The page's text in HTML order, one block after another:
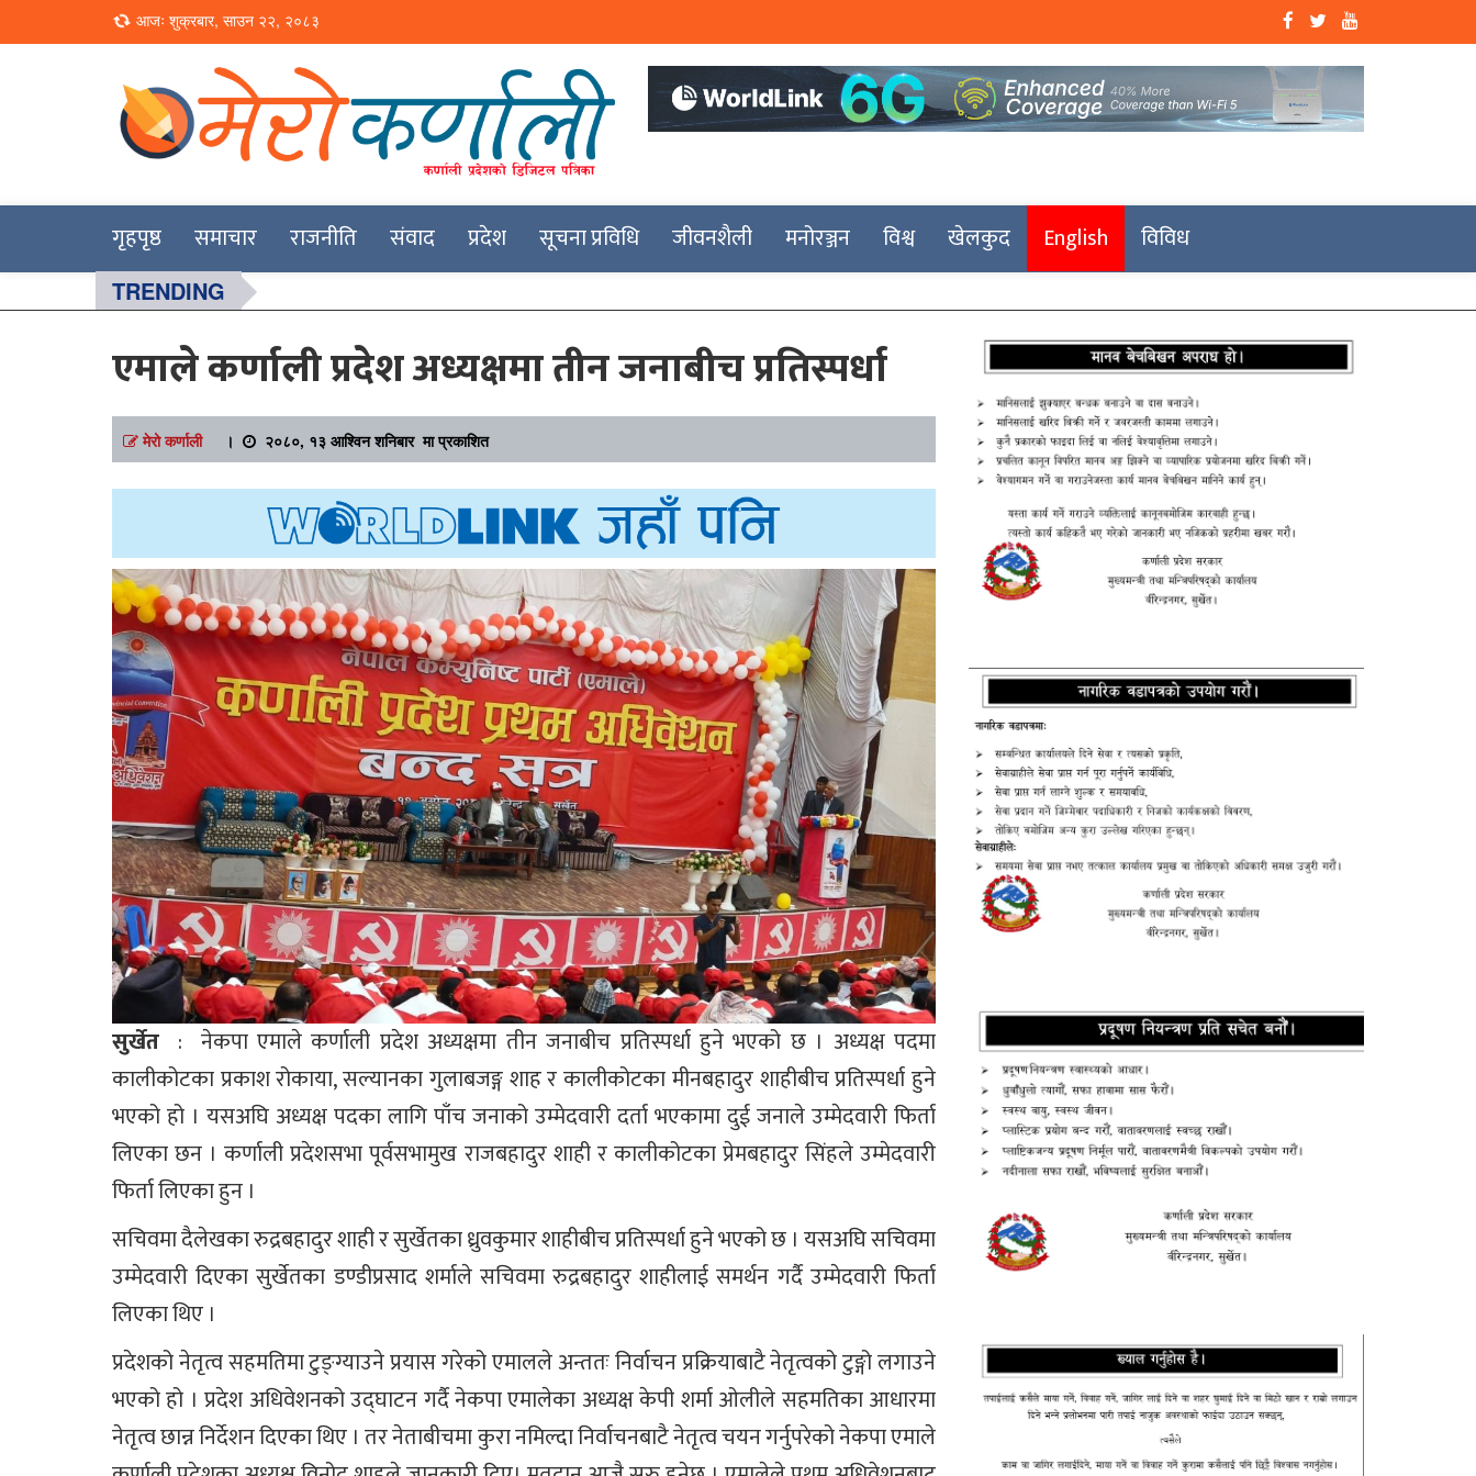
Loading...
आजः शुक्रबार, साउन २२, २०८३
Merokarnali
गृहपृष्ठ समाचार राजनीति संवाद प्रदेश सूचना प्रविधि जीवनशैली मनोरञ्जन विश्व खेलकुद English विविध
TRENDING
एमाले कर्णाली प्रदेश अध्यक्षमा तीन जनाबीच प्रतिस्पर्धा
मेरो कर्णाली। २०८०, १३ आश्विन शनिबार मा प्रकाशित
सुर्खेत : नेकपा एमाले कर्णाली प्रदेश अध्यक्षमा तीन जनाबीच प्रतिस्पर्धा हुने भएको छ । अध्यक्ष पदमा
कालीकोटका प्रकाश रोकाया, सल्यानका गुलाबजङ्ग शाह र कालीकोटका मीनबहादुर शाहीबीच प्रतिस्पर्धा हुने
भएको हो । यसअघि अध्यक्ष पदका लागि पाँच जनाको उम्मेदवारी दर्ता भएकामा दुई जनाले उम्मेदवारी फिर्ता
लिएका छन । कर्णाली प्रदेशसभा पूर्वसभामुख राजबहादुर शाही र कालीकोटका प्रेमबहादुर सिंहले उम्मेदवारी
फिर्ता लिएका हुन ।
सचिवमा दैलेखका रुद्रबहादुर शाही र सुर्खेतका ध्रुवकुमार शाहीबीच प्रतिस्पर्धा हुने भएको छ । यसअघि सचिवमा
उम्मेदवारी दिएका सुर्खेतका डण्डीप्रसाद शर्माले सचिवमा रुद्रबहादुर शाहीलाई समर्थन गर्दै उम्मेदवारी फिर्ता
लिएका थिए ।
प्रदेशको नेतृत्व सहमतिमा टुङ्ग्याउने प्रयास गरेको एमालले अन्ततः निर्वाचन प्रक्रियाबाटै नेतृत्वको टुङ्गो लगाउने
भएको हो । प्रदेश अधिवेशनको उद्घाटन गर्दै नेकपा एमालेका अध्यक्ष केपी शर्मा ओलीले सहमतिका आधारमा
नेतृत्व छान्न निर्देशन दिएका थिए । तर नेताबीचमा कुरा नमिल्दा निर्वाचनबाटै नेतृत्व चयन गर्नुपरेको नेकपा एमाले